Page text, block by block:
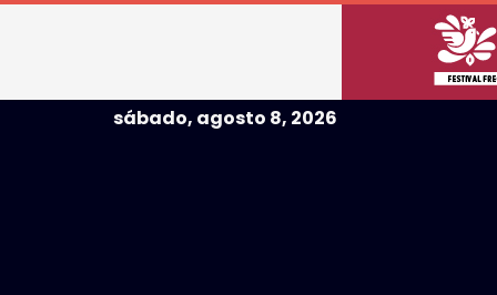
sábado, agosto 8, 2026